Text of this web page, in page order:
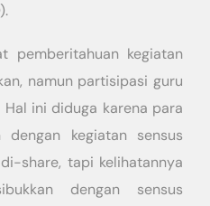
pemberitahuan kegiatan
namun partisipasi guru
ini diduga karena para
kegiatan sensus
share, tapi kelihatannya
dengan sensus